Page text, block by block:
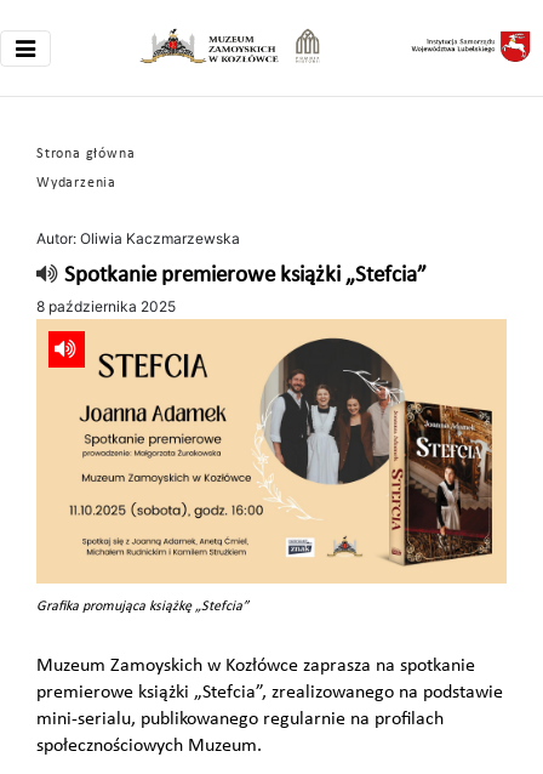
Strona główna
Wydarzenia
Autor: Oliwia Kaczmarzewska
Spotkanie premierowe książki „Stefcia”
8 października 2025
Grafika promująca książkę „Stefcia”
Muzeum Zamoyskich w Kozłówce zaprasza na spotkanie
premierowe książki „Stefcia”, zrealizowanego na podstawie
mini-serialu, publikowanego regularnie na profilach
społecznościowych Muzeum.